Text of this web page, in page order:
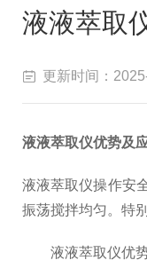
液液萃取
更新时间：
液液萃取仪优势及
液液萃取仪操作安
振荡搅拌均匀。特
液液萃取仪优势